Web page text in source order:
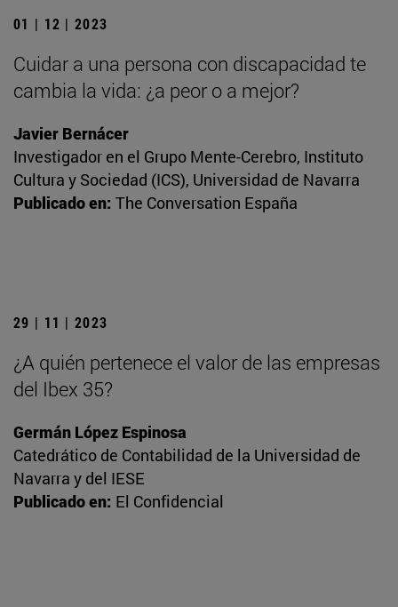
01 | 12 | 2023
Cuidar a una persona con discapacidad te
cambia la vida: ¿a peor o a mejor?
Javier Bernácer
Investigador en el Grupo Mente-Cerebro, Instituto
Cultura y Sociedad (ICS), Universidad de Navarra
Publicado en: The Conversation España
29 | 11 | 2023
¿A quién pertenece el valor de las empresas
del Ibex 35?
Germán López Espinosa
Catedrático de Contabilidad de la Universidad de
Navarra y del IESE
Publicado en: El Confidencial